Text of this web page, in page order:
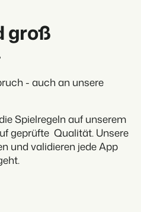
groß
- auch an unsere
Spielregeln auf unserem
geprüfte Qualität. Unsere
und validieren jede App